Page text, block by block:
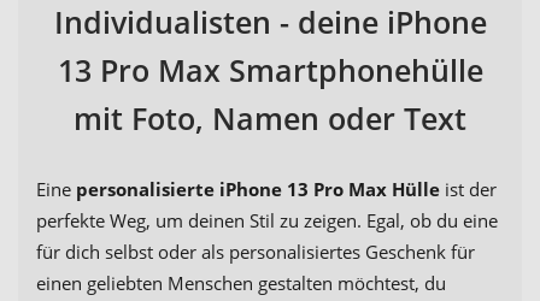
Individualisten - deine iPhone
13 Pro Max Smartphonehülle
mit Foto, Namen oder Text
Eine personalisierte iPhone 13 Pro Max Hülle ist der
perfekte Weg, um deinen Stil zu zeigen. Egal, ob du eine
für dich selbst oder als personalisiertes Geschenk für
einen geliebten Menschen gestalten möchtest, du